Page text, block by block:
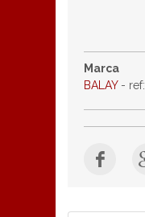
Marca
BALAY-